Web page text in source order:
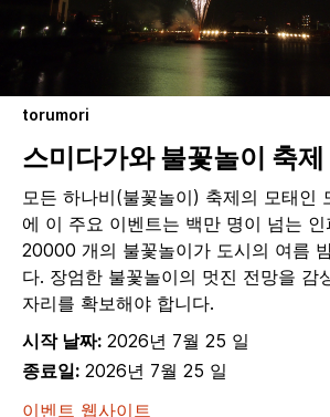
torumori
스미다가와 불꽃놀이 축제
모든 하나비(불꽃놀이) 축제의 모태인
에 이 주요 이벤트는 백만 명이 넘는
20000 개의 불꽃놀이가 도시의 여름
다. 장엄한 불꽃놀이의 멋진 전망을 감
자리를 확보해야 합니다.
시작 날짜: 2026년 7월 25 일
종료일: 2026년 7월 25 일
이벤트 웹사이트